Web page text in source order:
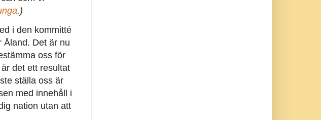
.)
i den kommitté
Åland. Det är nu
oss för
det ett resultat
ställa oss är
med innehåll i
nation utan att